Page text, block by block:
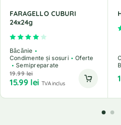
FARAGELLO CUBURI
24x24g
Evaluat la
Băcănie
Condimente și sosuri
Oferte
Semipreparate
19.99lei
15.99 lei TVA inclus